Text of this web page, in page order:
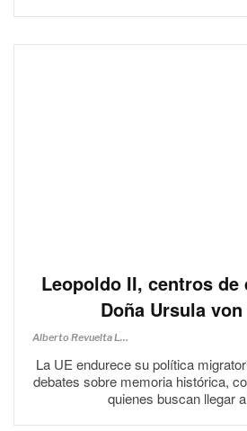
Leopoldo II, centros de
Doña Ursula
Alberto Revuelta Lucerga
La UE endurece su política
debates sobre memoria histórica,
quienes buscan llegar